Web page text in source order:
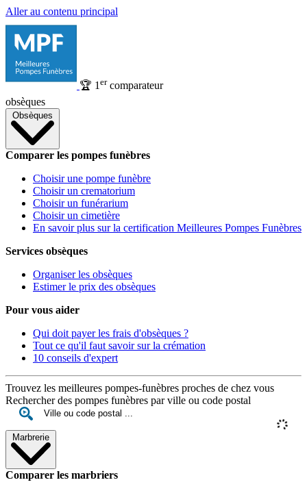
Aller au contenu principal
🏆 1 ercomparateur
obsèques
Obsèques
Comparer les pompes funèbres
Choisir une pompe funèbre
Choisir un crematorium
Choisir un funérarium
Choisir un cimetière
En savoir plus sur la certification Meilleures Pompes Funèbres
Services obsèques
Organiser les obsèques
Estimer le prix des obsèques
Pour vous aider
Qui doit payer les frais d'obsèques ?
Tout ce qu'il faut savoir sur la crémation
10 conseils d'expert
Trouvez les meilleures pompes-funèbres proches de chez vous
Rechercher des pompes funèbres par ville ou code postal
Marbrerie
Comparer les marbriers